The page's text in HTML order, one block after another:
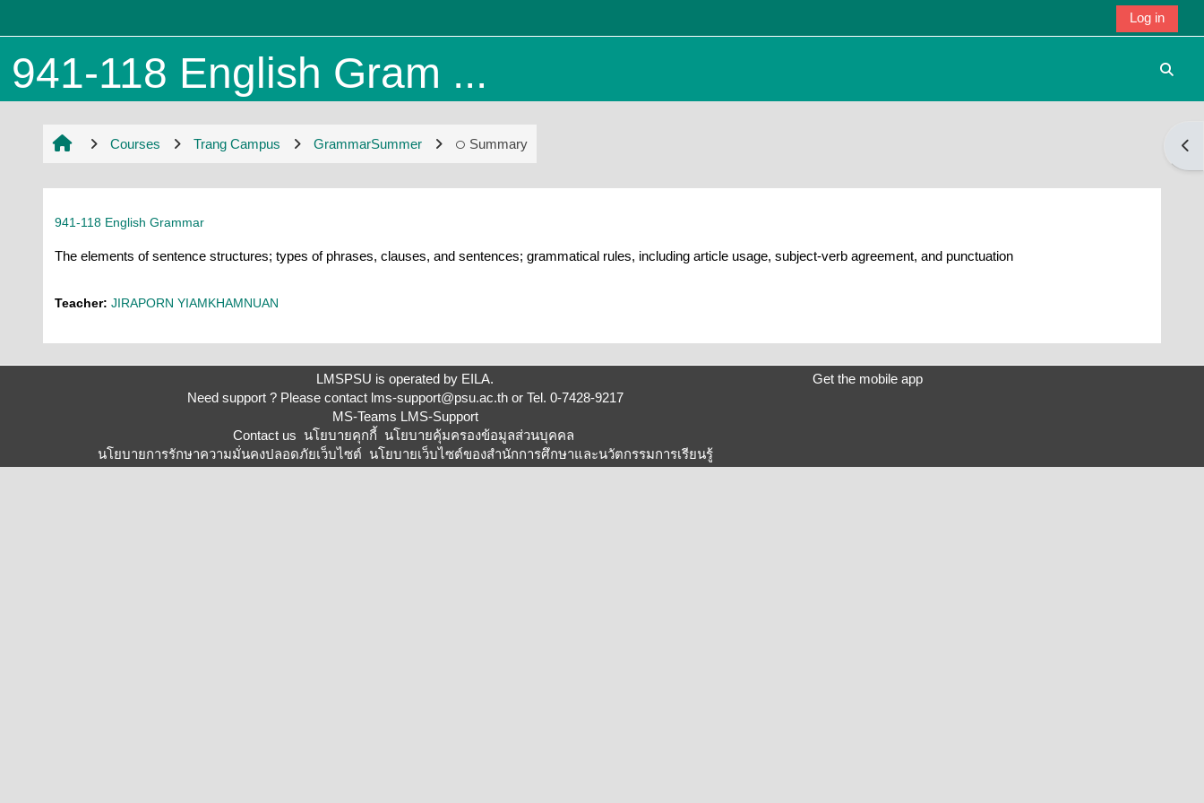
Log in
941-118 English Gram ...
Courses Trang Campus GrammarSummer Summary
941-118 English Grammar
The elements of sentence structures; types of phrases, clauses, and sentences; grammatical rules, including article usage, subject-verb agreement, and punctuation
Teacher:JIRAPORN YIAMKHAMNUAN
LMSPSU is operated by EILA.
Need support ? Please contact lms-support@psu.ac.thor Tel. 0-7428-9217
MS-Teams LMS-Support
Contact us นโยบายคุกกี้ นโยบายคุ้มครองข้อมูลส่วนบุคคล
นโยบายการรักษาความมั่นคงปลอดภัยเว็บไซต์ นโยบายเว็บไซต์ของสำนักการศึกษาและนวัตกรรมการเรียนรู้
Get the mobile app